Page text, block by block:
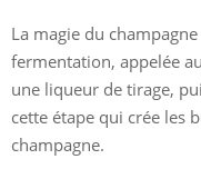
La magie du
fermentation, appelée
une liqueur de tirage,
cette étape qui crée les
champagne.